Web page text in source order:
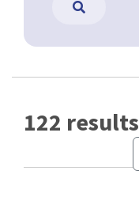
122 results